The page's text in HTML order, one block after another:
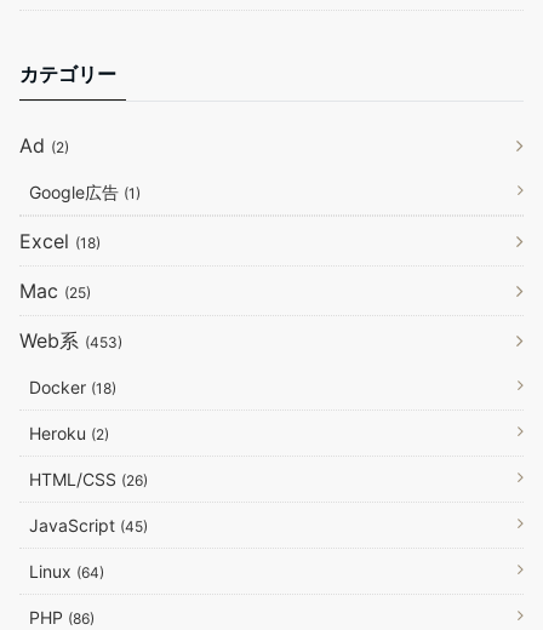
カテゴリー
Ad (2)
Google広告 (1)
Excel (18)
Mac (25)
Web系 (453)
Docker (18)
Heroku (2)
HTML/CSS (26)
JavaScript (45)
Linux (64)
PHP (86)